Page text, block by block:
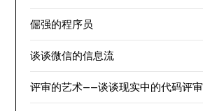
倔强的程序员
谈谈微信的信息流
评审的艺术——谈谈现实中的代码评审